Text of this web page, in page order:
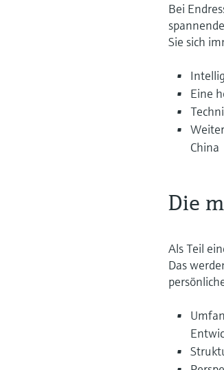
Bei
Sie sich
Eine
China
Die
Als Teil
Das